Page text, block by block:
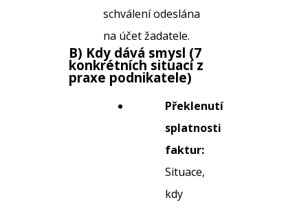
schválení odeslána
na účet žadatele.
B) Kdy dává smysl (7
konkrétních situací z
praxe podnikatele)
Překlenutí
splatnosti
faktur:
Situace,
kdy